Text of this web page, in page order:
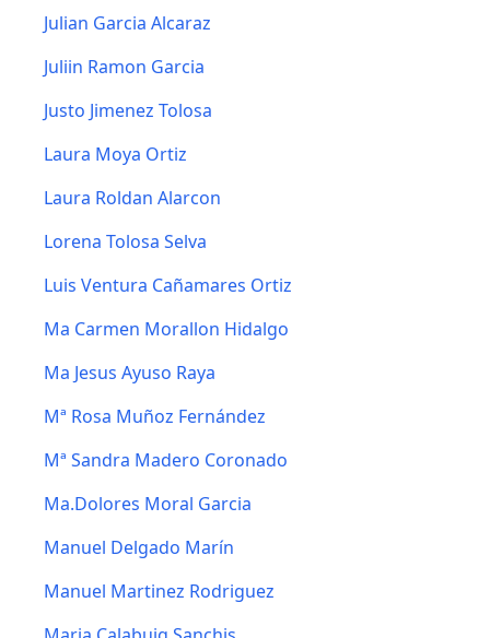
Julian Garcia Alcaraz
Juliin Ramon Garcia
Justo Jimenez Tolosa
Laura Moya Ortiz
Laura Roldan Alarcon
Lorena Tolosa Selva
Luis Ventura Cañamares Ortiz
Ma Carmen Morallon Hidalgo
Ma Jesus Ayuso Raya
Mª Rosa Muñoz Fernández
Mª Sandra Madero Coronado
Ma.Dolores Moral Garcia
Manuel Delgado Marín
Manuel Martinez Rodriguez